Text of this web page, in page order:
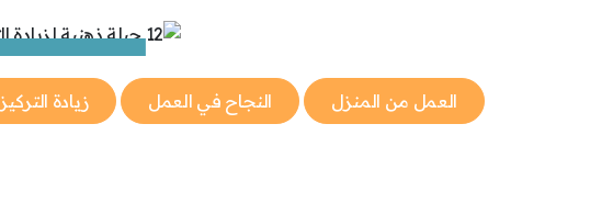
العمل من المنزل النجاح في العمل زيادة التركيز